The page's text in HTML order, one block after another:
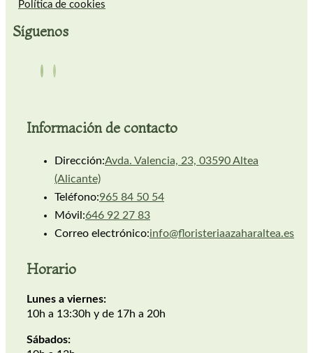
Política de cookies
Síguenos
Información de contacto
Dirección:Avda. Valencia, 23, 03590 Altea
(Alicante)
Teléfono:965 84 50 54
Móvil:646 92 27 83
Correo electrónico:info@floristeriaazaharaltea.es
Horario
Lunes a viernes:
10h a 13:30h y de 17h a 20h
Sábados: